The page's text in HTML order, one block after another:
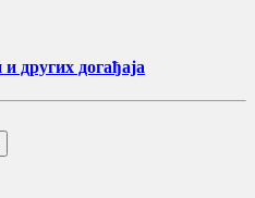
других догађаја